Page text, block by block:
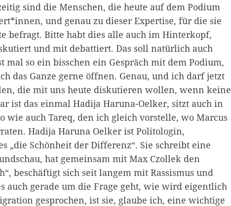
sind die Menschen, die heute auf dem Podium
und genau zu dieser Expertise, für die sie
befragt. Bitte habt dies alle auch im Hinterkopf,
und mit debattiert. Das soll natürlich auch
mal so ein bisschen ein Gespräch mit dem Podium,
das Ganze gerne öffnen. Genau, und ich darf jetzt
die mit uns heute diskutieren wollen, wenn keine
ist das einmal Hadija Haruna-Oelker, sitzt auch in
wie auch Tareq, den ich gleich vorstelle, wo Marcus
Hadija Haruna Oelker ist Politologin,
„die Schönheit der Differenz“. Sie schreibt eine
hat gemeinsam mit Max Czollek den
beschäftigt sich seit langem mit Rassismus und
auch gerade um die Frage geht, wie wird eigentlich
gesprochen, ist sie, glaube ich, eine wichtige